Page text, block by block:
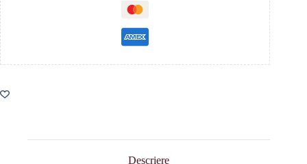
Descriere